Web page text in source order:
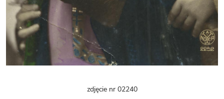
zdjęcie nr 02240